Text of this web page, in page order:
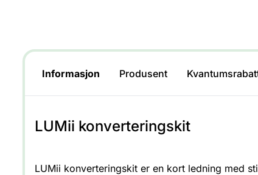
Informasjon Produsent
LUMii konverteringskit
LUMii konverteringskit er en kort ledning med